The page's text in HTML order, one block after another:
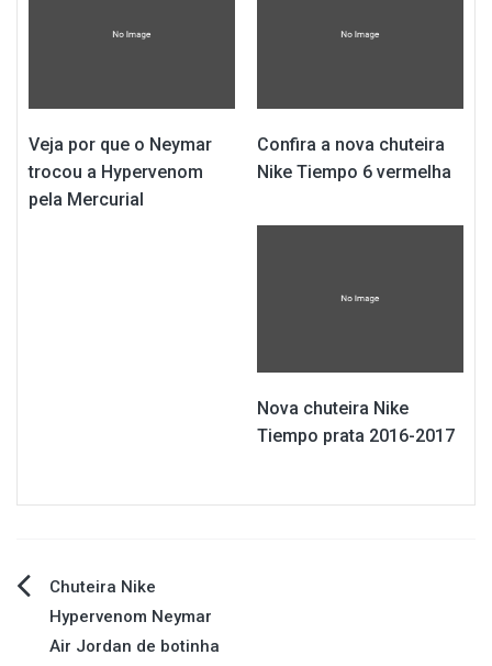
Veja por que o Neymar
trocou a Hypervenom
pela Mercurial
Confira a nova chuteira
Nike Tiempo 6 vermelha
Nova chuteira Nike
Tiempo prata 2016-2017
Navegação
de
Chuteira Nike
Hypervenom Neymar
Air Jordan de botinha